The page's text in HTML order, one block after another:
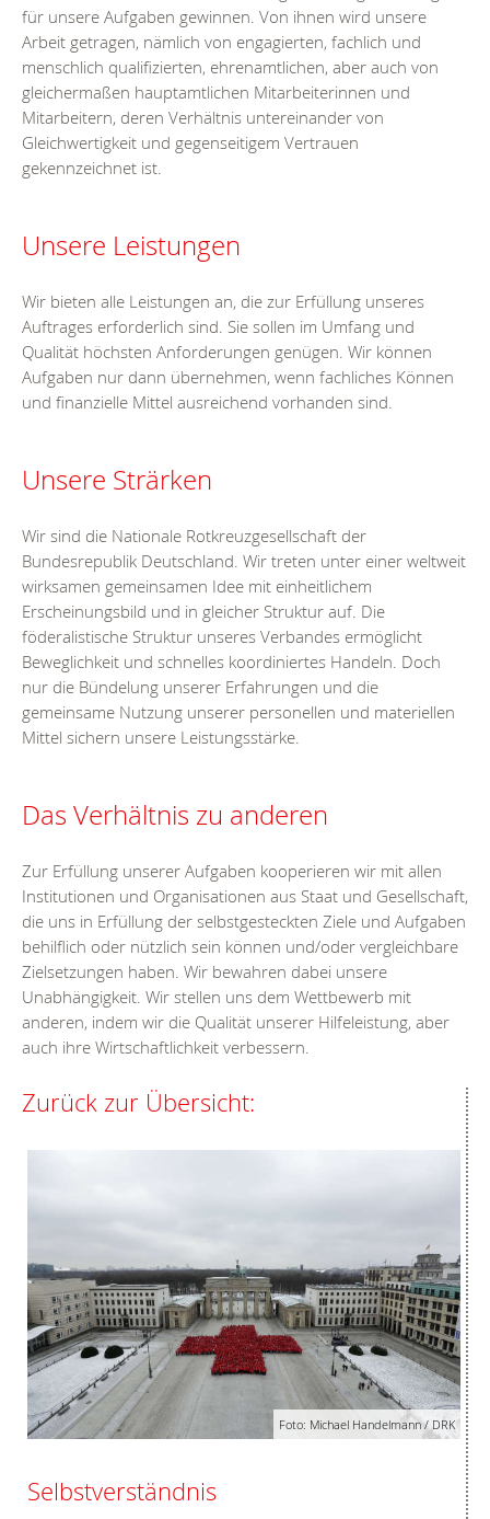
für unsere Aufgaben gewinnen. Von ihnen wird unsere
Arbeit getragen, nämlich von engagierten, fachlich und
menschlich qualifizierten, ehrenamtlichen, aber auch von
gleichermaßen hauptamtlichen Mitarbeiterinnen und
Mitarbeitern, deren Verhältnis untereinander von
Gleichwertigkeit und gegenseitigem Vertrauen
gekennzeichnet ist.
Unsere Leistungen
Wir bieten alle Leistungen an, die zur Erfüllung unseres
Auftrages erforderlich sind. Sie sollen im Umfang und
Qualität höchsten Anforderungen genügen. Wir können
Aufgaben nur dann übernehmen, wenn fachliches Können
und finanzielle Mittel ausreichend vorhanden sind.
Unsere Strärken
Wir sind die Nationale Rotkreuzgesellschaft der
Bundesrepublik Deutschland. Wir treten unter einer weltweit
wirksamen gemeinsamen Idee mit einheitlichem
Erscheinungsbild und in gleicher Struktur auf. Die
föderalistische Struktur unseres Verbandes ermöglicht
Beweglichkeit und schnelles koordiniertes Handeln. Doch
nur die Bündelung unserer Erfahrungen und die
gemeinsame Nutzung unserer personellen und materiellen
Mittel sichern unsere Leistungsstärke.
Das Verhältnis zu anderen
Zur Erfüllung unserer Aufgaben kooperieren wir mit allen
Institutionen und Organisationen aus Staat und Gesellschaft,
die uns in Erfüllung der selbstgesteckten Ziele und Aufgaben
behilflich oder nützlich sein können und/oder vergleichbare
Zielsetzungen haben. Wir bewahren dabei unsere
Unabhängigkeit. Wir stellen uns dem Wettbewerb mit
anderen, indem wir die Qualität unserer Hilfeleistung, aber
auch ihre Wirtschaftlichkeit verbessern.
Zurück zur Übersicht:
Foto: Michael Handelmann / DRK
Selbstverständnis